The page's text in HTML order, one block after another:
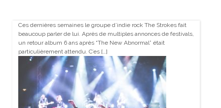
Ces dernières semaines le groupe d’indie rock The Strokes fait
beaucoup parler de lui. Après de multiples annonces de festivals,
un retour album 6 ans après “The New Abnormal” était
particulièrement attendu. C’es […]